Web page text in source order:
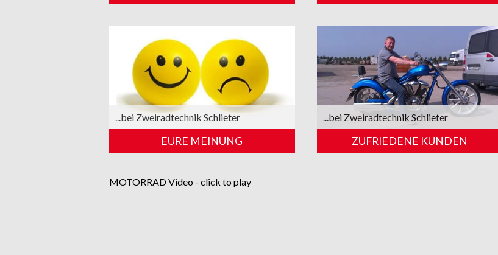
...bei Zweiradtechnik Schlieter
EURE MEINUNG
...bei Zweiradtechnik Schlieter
ZUFRIEDENE KUNDEN
MOTORRAD Video - click to play